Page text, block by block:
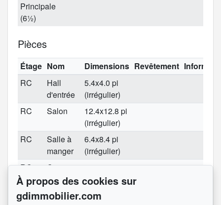
Principale
(6½)
Pièces
Étage Nom Dimensions Revêtement
RC
Hall
d'entrée
5.4x4.0 pi
(irrégulier)
RC
Salon
12.4x12.8 pi
(irrégulier)
RC
Salle à
manger
6.4x8.4 pi
(irrégulier)
RC
Cuisine
7.8x8.3 pi
(irrégulier)
RC
Chambre 12.4x11.4 pi
À propos des cookies sur
gdimmobilier.com